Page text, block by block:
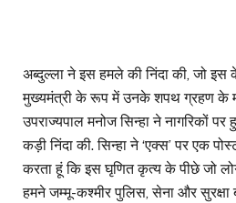
अब्दुल्ला ने इस हमले की निंदा की, जो
मुख्यमंत्री के रूप में उनके शपथ ग्रहण के
उपराज्यपाल मनोज सिन्हा ने नागरिकों
कड़ी निंदा की. सिन्हा ने ‘एक्स’ पर एक
करता हूं कि इस घृणित कृत्य के पीछे जो
हमने जम्मू-कश्मीर पुलिस, सेना और सुरक्षा